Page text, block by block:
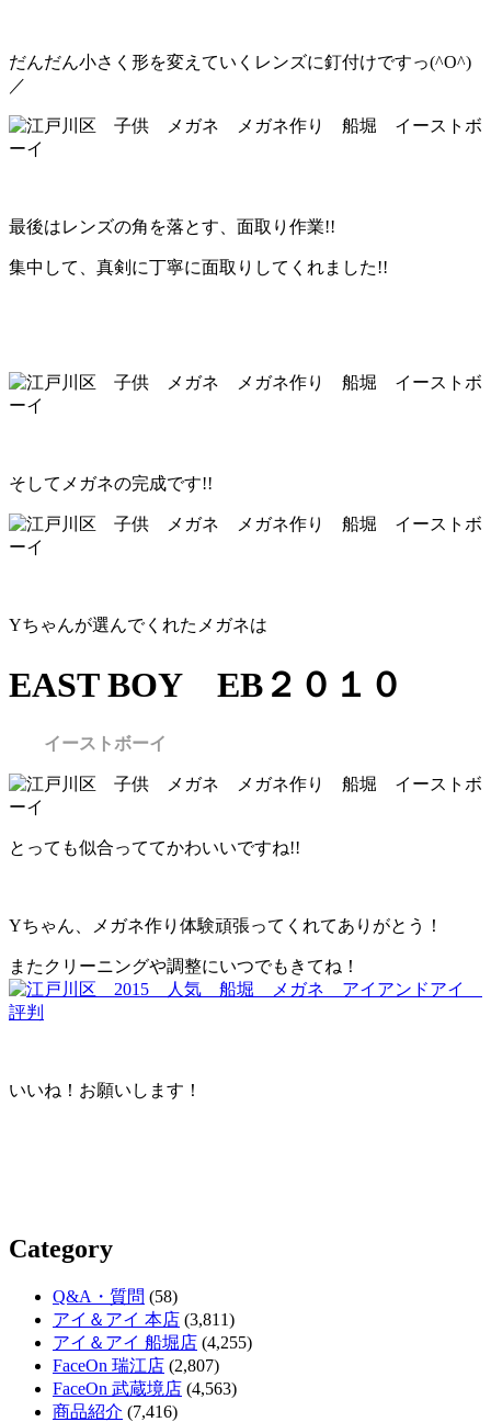
だんだん小さく形を変えていくレンズに釘付けですっ(^O^)
／
最後はレンズの角を落とす、面取り作業!!
集中して、真剣に丁寧に面取りしてくれました!!
そしてメガネの完成です!!
Yちゃんが選んでくれたメガネは
EAST BOY EB２０１０
イーストボーイ
とっても似合っててかわいいですね!!
Yちゃん、メガネ作り体験頑張ってくれてありがとう！
またクリーニングや調整にいつでもきてね！
いいね！お願いします！
Category
Q&A・質問 (58)
アイ＆アイ 本店 (3,811)
アイ＆アイ 船堀店 (4,255)
FaceOn 瑞江店 (2,807)
FaceOn 武蔵境店 (4,563)
商品紹介 (7,416)